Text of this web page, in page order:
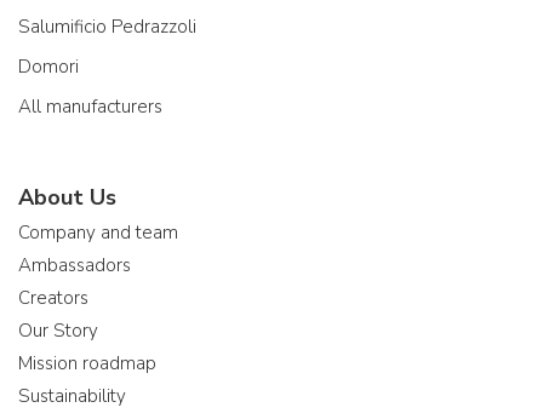
Salumificio Pedrazzoli
Domori
All manufacturers
About Us
Company and team
Ambassadors
Creators
Our Story
Mission roadmap
Sustainability